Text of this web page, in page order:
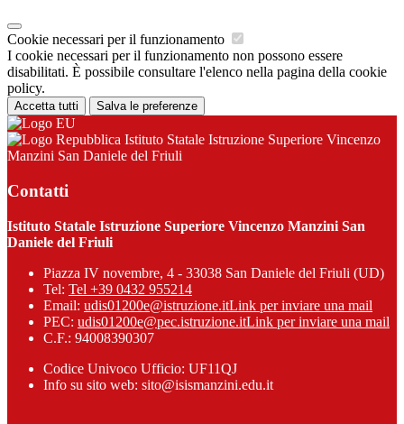
Cookie necessari per il funzionamento
I cookie necessari per il funzionamento non possono essere
disabilitati. È possibile consultare l'elenco nella pagina della cookie
policy.
Accetta tutti Salva le preferenze
Istituto Statale Istruzione Superiore Vincenzo
Manzini San Daniele del Friuli
Contatti
Istituto Statale Istruzione Superiore Vincenzo Manzini San
Daniele del Friuli
Piazza IV novembre, 4 - 33038 San Daniele del Friuli (UD)
Tel: Tel +39 0432 955214
Email: udis01200e@istruzione.itLink per inviare una mail
PEC: udis01200e@pec.istruzione.itLink per inviare una mail
C.F.: 94008390307
Codice Univoco Ufficio: UF11QJ
Info su sito web: sito@isismanzini.edu.it